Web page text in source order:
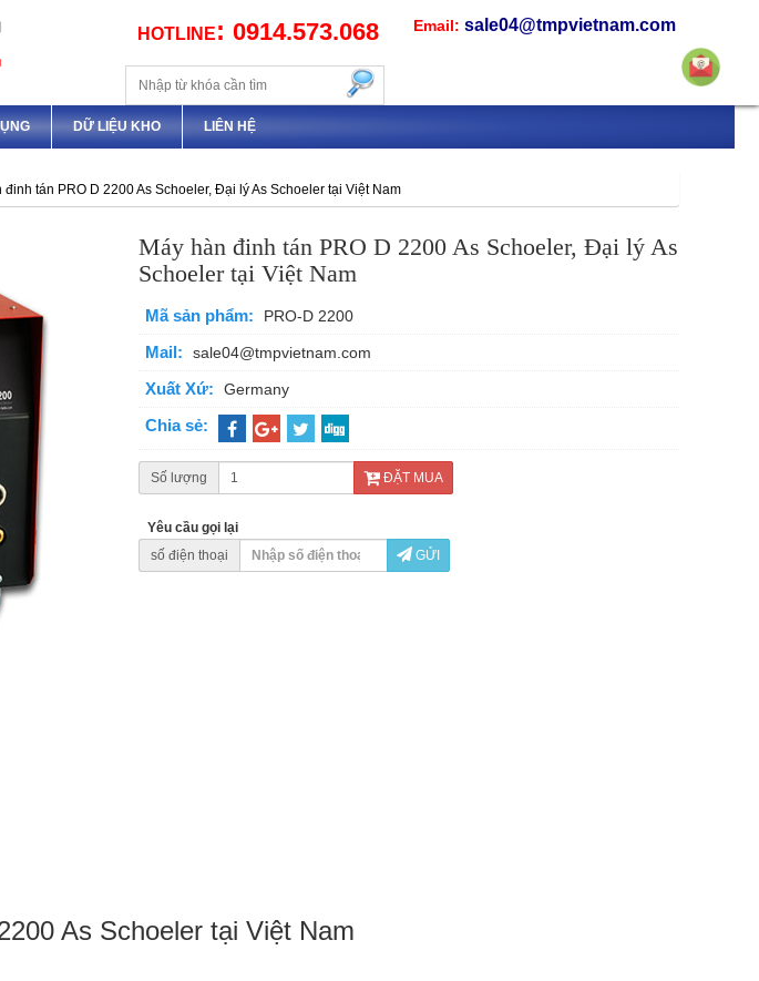
HOTLINE: 0914.573.068 Email: sale04@tmpvietnam.com
DỮ LIỆU KHO LIÊN HỆ
đinh tán PRO D 2200 As Schoeler, Đại lý As Schoeler tại Việt Nam
Máy hàn đinh tán PRO D 2200 As Schoeler, Đại lý As
Schoeler tại Việt Nam
Mã sản phẩm: PRO-D 2200
Mail: sale04@tmpvietnam.com
Xuất Xứ: Germany
Chia sẻ:
Số lượng ĐẶT MUA
Yêu cầu gọi lại
số điện thoại
GỬI
As Schoeler tại Việt Nam